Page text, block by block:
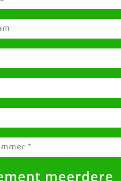
meerdere